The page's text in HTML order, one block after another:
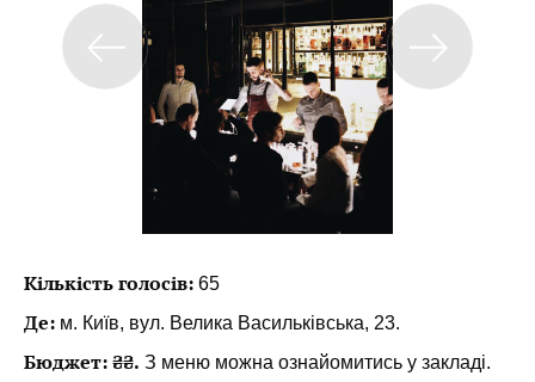
Кількість голосів: 65
Де: м. Київ, вул. Велика Васильківська, 23.
Бюджет: ₴₴. З меню можна ознайомитись у закладі.